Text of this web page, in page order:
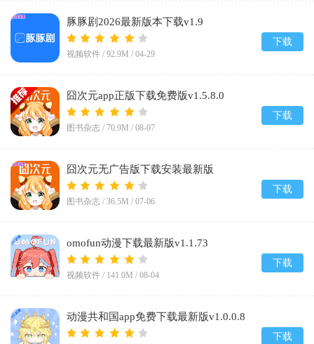
豚豚剧2026最新版本下载v1.9
视频软件 / 92.9M / 04-29
下载
囧次元app正版下载免费版v1.5.8.0
图书杂志 / 70.9M / 08-07
下载
囧次元无广告版下载安装最新版
2026v1.5.8.0
图书杂志 / 36.5M / 07-06
下载
omofun动漫下载最新版v1.1.73
视频软件 / 141.0M / 08-04
下载
动漫共和国app免费下载最新版v1.0.0.8
下载